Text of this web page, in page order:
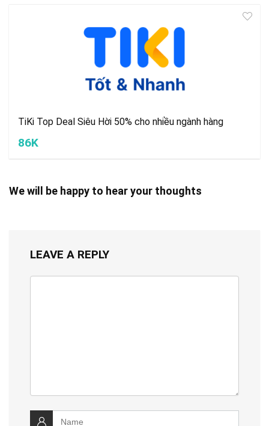
TiKi Top Deal Siêu Hời 50% cho nhiều ngành hàng
86K
We will be happy to hear your thoughts
LEAVE A REPLY